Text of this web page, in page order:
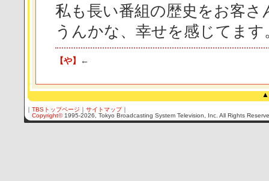
私も長い番組の歴史をお客
うんかな、幸せを感じてます
【や】 ←
▲
｜ TBSトップページ ｜ サイトマップ｜
Copyright© 1995-2026, Tokyo Broadcasting System Television, Inc. All Rights